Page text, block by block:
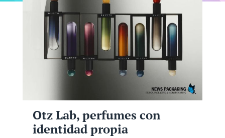
Otz Lab, perfumes con
identidad propia